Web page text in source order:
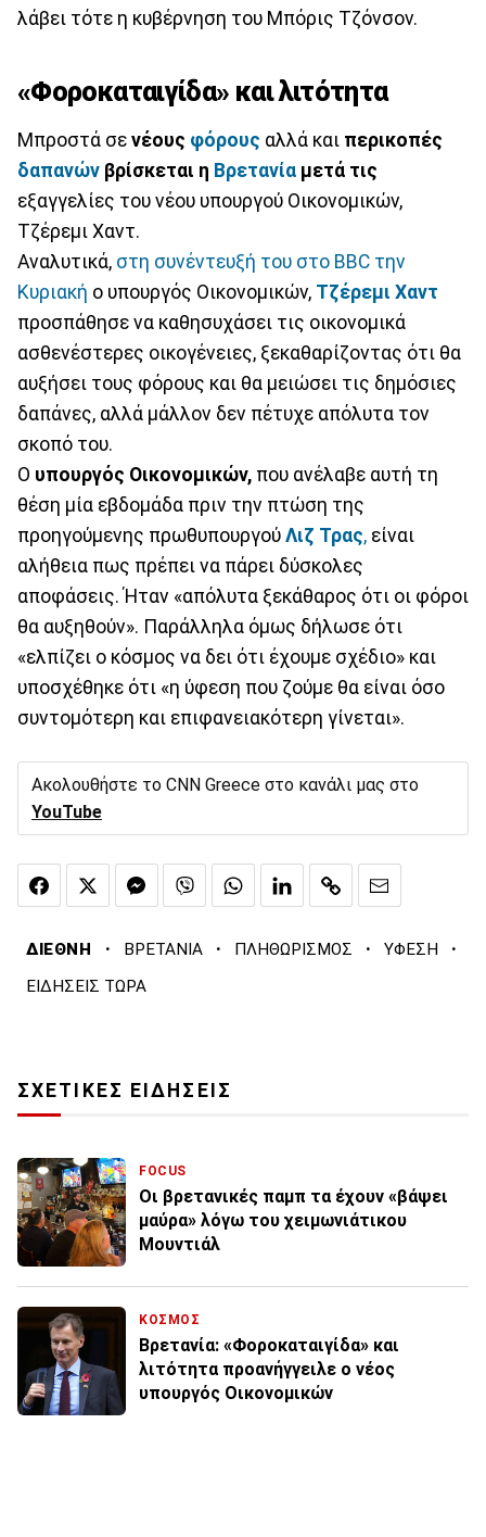
λάβει τότε η κυβέρνηση του Μπόρις Τζόνσον.
«Φοροκαταιγίδα» και λιτότητα
Μπροστά σε νέους φόρους αλλά και περικοπές
δαπανών βρίσκεται η Βρετανία μετά τις
εξαγγελίες του νέου υπουργού Οικονομικών,
Τζέρεμι Χαντ.
Αναλυτικά, στη συνέντευξή του στο BBC την
Κυριακή ο υπουργός Οικονομικών, Τζέρεμι Χαντ
προσπάθησε να καθησυχάσει τις οικονομικά
ασθενέστερες οικογένειες, ξεκαθαρίζοντας ότι θα
αυξήσει τους φόρους και θα μειώσει τις δημόσιες
δαπάνες, αλλά μάλλον δεν πέτυχε απόλυτα τον
σκοπό του.
Ο υπουργός Οικονομικών, που ανέλαβε αυτή τη
θέση μία εβδομάδα πριν την πτώση της
προηγούμενης πρωθυπουργού Λιζ Τρας, είναι
αλήθεια πως πρέπει να πάρει δύσκολες
αποφάσεις. Ήταν «απόλυτα ξεκάθαρος ότι οι φόροι
θα αυξηθούν». Παράλληλα όμως δήλωσε ότι
«ελπίζει ο κόσμος να δει ότι έχουμε σχέδιο» και
υποσχέθηκε ότι «η ύφεση που ζούμε θα είναι όσο
συντομότερη και επιφανειακότερη γίνεται».
Ακολουθήστε το CNN Greece στο κανάλι μας στο
YouTube
ΔΙΕΘΝΗ · ΒΡΕΤΑΝΙΑ · ΠΛΗΘΩΡΙΣΜΟΣ · ΥΦΕΣΗ ·
ΕΙΔΗΣΕΙΣ ΤΩΡΑ
ΣΧΕΤΙΚΕΣ ΕΙΔΗΣΕΙΣ
FOCUS
Οι βρετανικές παμπ τα έχουν «βάψει
μαύρα» λόγω του χειμωνιάτικου
Μουντιάλ
ΚΟΣΜΟΣ
Βρετανία: «Φοροκαταιγίδα» και
λιτότητα προανήγγειλε ο νέος
υπουργός Οικονομικών